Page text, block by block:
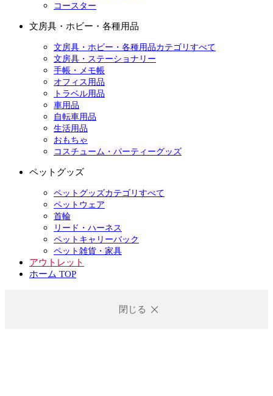
コースター
文房具・ホビー・各種用品
文房具・ホビー・各種用品カテゴリすべて
文房具・ステーショナリー
手帳・メモ帳
オフィス用品
トラベル用品
車用品
自転車用品
生活用品
おもちゃ
コスチューム・パーティーグッズ
ペットグッズ
ペットグッズカテゴリすべて
ペットウェア
首輪
リード・ハーネス
ペットキャリーバック
ペット雑貨・家具
アウトレット
ホーム TOP
閉じる